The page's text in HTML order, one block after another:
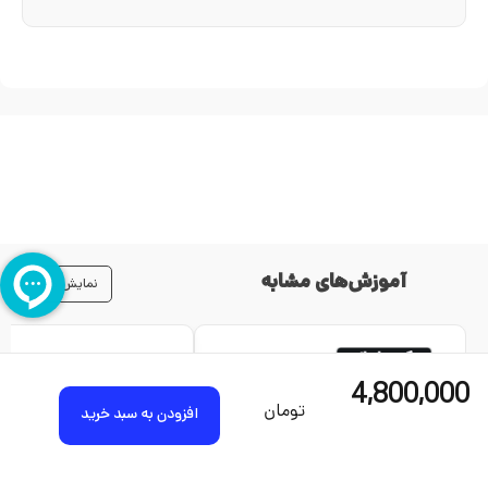
4,800,000 تومان افزودن به سبد خرید
آموزش‌های مشابه نمایش همه
+کوچینگ+طراحی
سایت